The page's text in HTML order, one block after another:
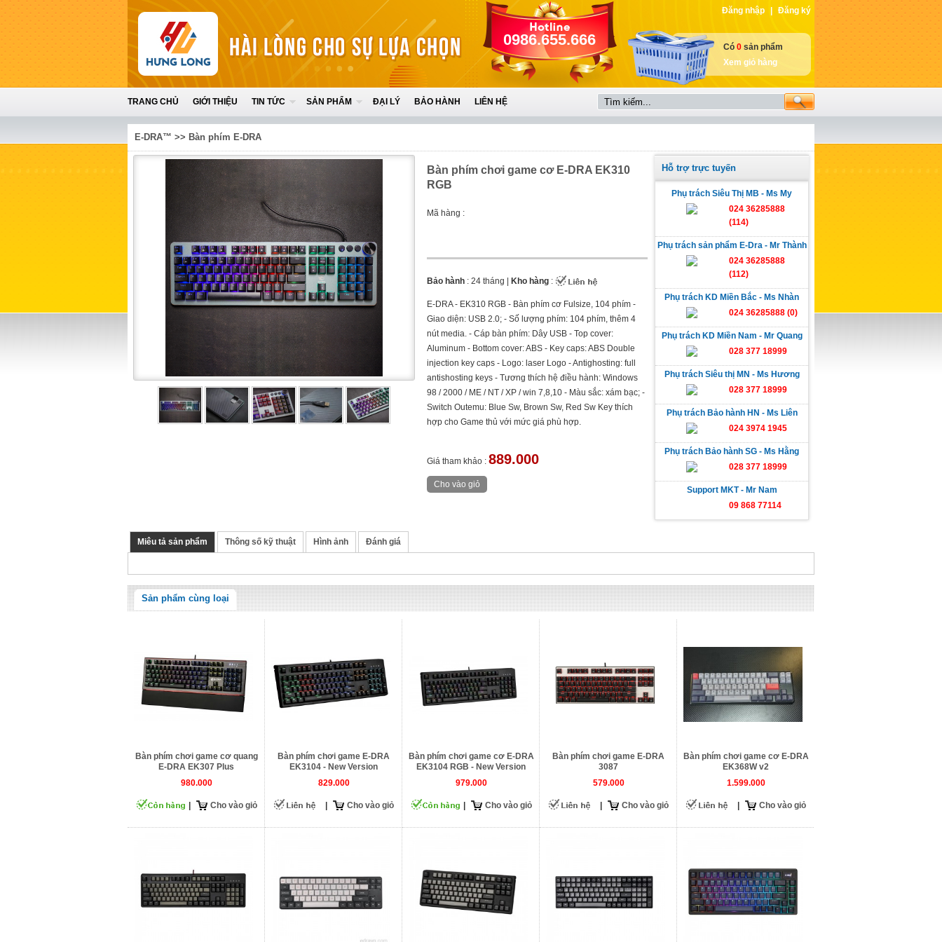
Đăng nhập Đăng ký
0986.655.666 Có 0 sản phẩm
Xem giỏ hàng
TRANG CHỦ GIỚI THIỆU TIN TỨC SẢN PHẨM ĐẠI LÝ BẢO HÀNH LIÊN HỆ
E-DRA™ >> Bàn phím E-DRA
Hỗ trợ trực tuyến
Phụ trách Siêu Thị MB - Ms My
024 36285888
(114)
Phụ trách sản phẩm E-Dra - Mr Thành
024 36285888
(112)
Phụ trách KD Miền Bắc - Ms Nhàn
024 36285888 (0)
Phụ trách KD Miền Nam - Mr Quang
028 377 18999
Phụ trách Siêu thị MN - Ms Hương
028 377 18999
Phụ trách Bảo hành HN - Ms Liên
024 3974 1945
Phụ trách Bảo hành SG - Ms Hằng
028 377 18999
Support MKT - Mr Nam
09 868 77114
Bàn phím chơi game cơ E-DRA EK310
RGB
Mã hàng :
Bảo hành : 24 tháng | Kho hàng :
E-DRA - EK310 RGB - Bàn phím cơ Fulsize, 104 phím -
Giao diện: USB 2.0; - Số lượng phím: 104 phím, thêm 4
nút media. - Cáp bàn phím: Dây USB - Top cover:
Aluminum - Bottom cover: ABS - Key caps: ABS Double
injection key caps - Logo: laser Logo - Antighosting: full
antishosting keys - Tương thích hệ điều hành: Windows
98 / 2000 / ME / NT / XP / win 7,8,10 - Màu sắc: xám bạc; -
Switch Outemu: Blue Sw, Brown Sw, Red Sw Key thích
hợp cho Game thủ với mức giá phù hợp.
Giá tham khảo : 889.000
Miêu tả sản phẩm Thông số kỹ thuật Hình ảnh Đánh giá
Sản phẩm cùng loại
Bàn phím chơi game cơ quang
E-DRA EK307 Plus
980.000
Cho vào giỏ
Bàn phím chơi game E-DRA
EK3104 - New Version
829.000
Cho vào giỏ
Bàn phím chơi game cơ E-DRA
EK3104 RGB - New Version
979.000
Cho vào giỏ
Bàn phím chơi game E-DRA
3087
579.000
Cho vào giỏ
Bàn phím chơi game cơ E-DRA
EK368W v2
1.599.000
Cho vào giỏ